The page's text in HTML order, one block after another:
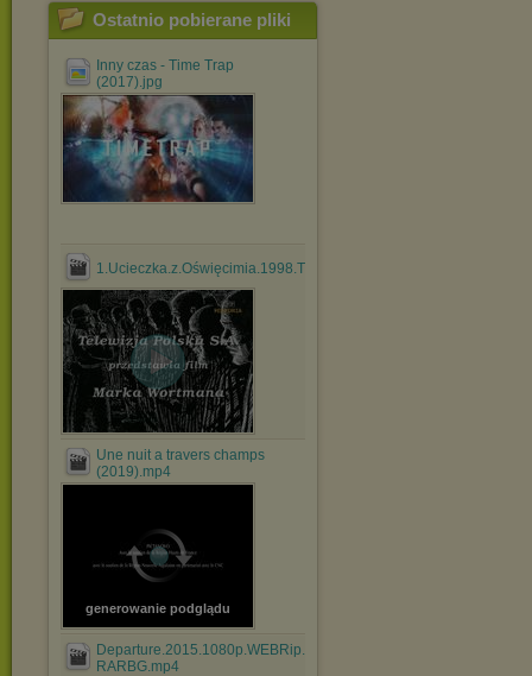
Ostatnio pobierane pliki
Inny czas - Time Trap
(2017).jpg
1.Ucieczka.z.Oświęcimia.1998.TVRip.XviD.avi
Une nuit a travers champs
(2019).mp4
generowanie podglądu
Departure.2015.1080p.WEBRip.x264-
RARBG.mp4